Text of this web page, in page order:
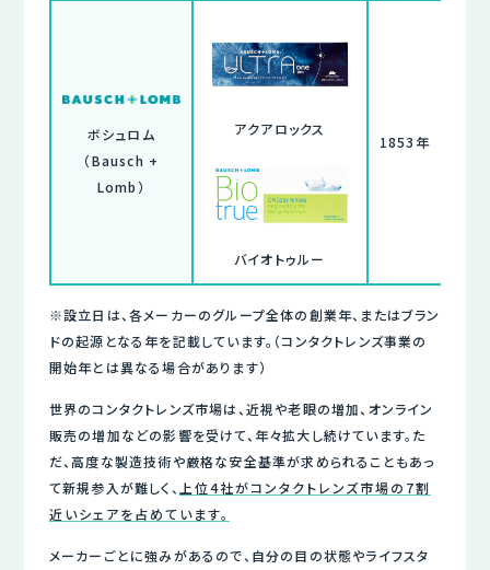
ボシュロム
（Bausch +
Lomb）
アクアロックス
バイオトゥルー
1853年
※設立日は、各メーカーのグループ全体の創業年、またはブラン
ドの起源となる年を記載しています。（コンタクトレンズ事業の
開始年とは異なる場合があります）
世界のコンタクトレンズ市場は、近視や老眼の増加、オンライン
販売の増加などの影響を受けて、年々拡大し続けています。た
だ、高度な製造技術や厳格な安全基準が求められることもあっ
て新規参入が難しく、 上位4社がコンタクトレンズ市場の7割
近いシェアを占めています。
メーカーごとに強みがあるので、自分の目の状態やライフスタ